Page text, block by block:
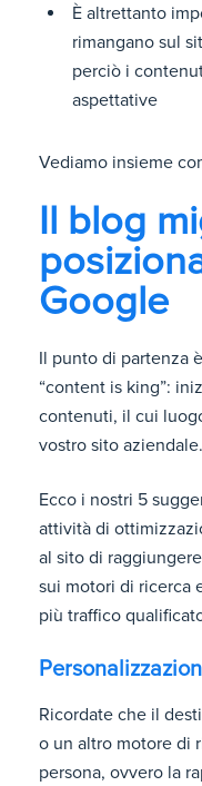
È altrettanto
rimangano sul
perciò i
aspettative
Vediamo insieme
Il blog
Google
Il punto di partenza
“content is king”:
contenuti, il cui
vostro sito aziendale.
Ecco i nostri 5
attività di
al sito di
sui motori di ricerca
più traffico
Ricordate che il
o un altro motore di
persona, ovvero la